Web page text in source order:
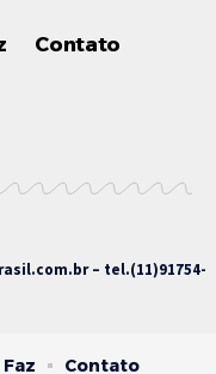
Contato
– tel.(11)91754-
Contato